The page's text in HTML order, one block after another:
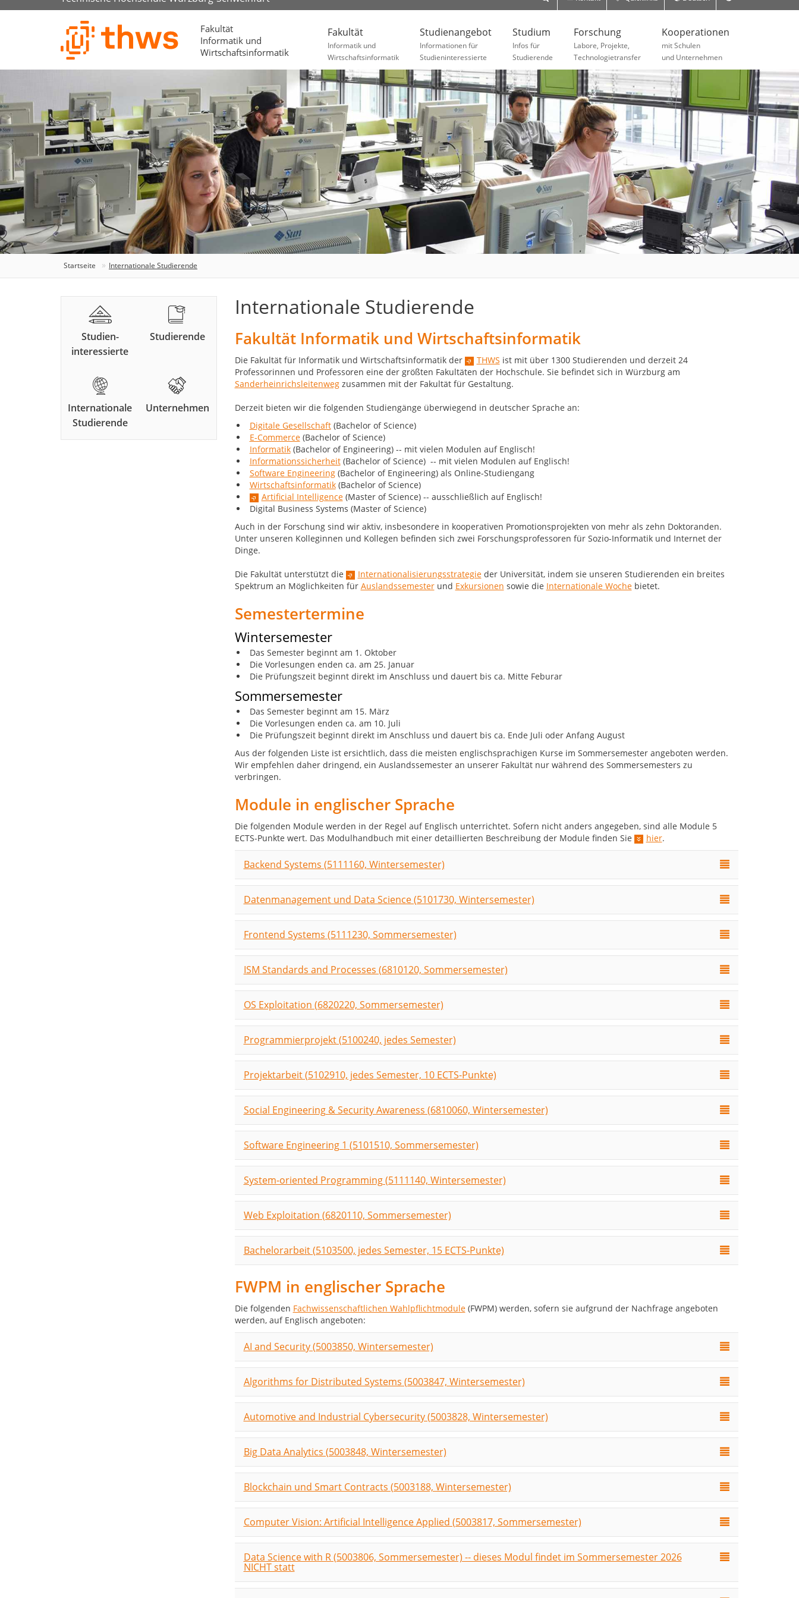
Fakultät
Informatik und
Wirtschaftsinformatik
Fakultät
Informatik und
Wirtschaftsinformatik
Studienangebot
Informationen für
Studieninteressierte
Studium
Infos für
Studierende
Forschung
Labore, Projekte,
Technologietransfer
Kooperationen
mit Schulen
und Unternehmen
Startseite Internationale Studierende
Internationale Studierende
Fakultät Informatik und Wirtschaftsinformatik
Die Fakultät für Informatik und Wirtschaftsinformatik der THWS ist mit über 1300 Studierenden und derzeit 24
Professorinnen und Professoren eine der größten Fakultäten der Hochschule. Sie befindet sich in Würzburg am
Sanderheinrichsleitenwegzusammen mit der Fakultät für Gestaltung.
Derzeit bieten wir die folgenden Studiengänge überwiegend in deutscher Sprache an:
Digitale Gesellschaft(Bachelor of Science)
E-Commerce(Bachelor of Science)
Informatik(Bachelor of Engineering) -- mit vielen Modulen auf Englisch!
Informationssicherheit(Bachelor of Science) -- mit vielen Modulen auf Englisch!
Software Engineering(Bachelor of Engineering) als Online-Studiengang
Wirtschaftsinformatik(Bachelor of Science)
Artificial Intelligence(Master of Science) -- ausschließlich auf Englisch!
Digital Business Systems (Master of Science)
Auch in der Forschung sind wir aktiv, insbesondere in kooperativen Promotionsprojekten von mehr als zehn Doktoranden.
Unter unseren Kolleginnen und Kollegen befinden sich zwei Forschungsprofessoren für Sozio-Informatik und Internet der
Dinge.
Die Fakultät unterstützt die Internationalisierungsstrategieder Universität, indem sie unseren Studierenden ein breites
Spektrum an Möglichkeiten für Auslandssemesterund Exkursionen sowie die Internationale Wochebietet.
Semestertermine
Wintersemester
Das Semester beginnt am 1. Oktober
Die Vorlesungen enden ca. am 25. Januar
Die Prüfungszeit beginnt direkt im Anschluss und dauert bis ca. Mitte Feburar
Sommersemester
Das Semester beginnt am 15. März
Die Vorlesungen enden ca. am 10. Juli
Die Prüfungszeit beginnt direkt im Anschluss und dauert bis ca. Ende Juli oder Anfang August
Aus der folgenden Liste ist ersichtlich, dass die meisten englischsprachigen Kurse im Sommersemester angeboten werden.
Wir empfehlen daher dringend, ein Auslandssemester an unserer Fakultät nur während des Sommersemesters zu
verbringen.
Module in englischer Sprache
Die folgenden Module werden in der Regel auf Englisch unterrichtet. Sofern nicht anders angegeben, sind alle Module 5
ECTS-Punkte wert. Das Modulhandbuch mit einer detaillierten Beschreibung der Module finden Sie
hier.
Backend Systems (5111160, Wintersemester)
Datenmanagement und Data Science (5101730, Wintersemester)
Frontend Systems (5111230, Sommersemester)
ISM Standards and Processes (6810120, Sommersemester)
OS Exploitation (6820220, Sommersemester)
Programmierprojekt (5100240, jedes Semester)
Projektarbeit (5102910, jedes Semester, 10 ECTS-Punkte)
Social Engineering & Security Awareness (6810060, Wintersemester)
Software Engineering 1 (5101510, Sommersemester)
System-oriented Programming (5111140, Wintersemester)
Web Exploitation (6820110, Sommersemester)
Bachelorarbeit (5103500, jedes Semester, 15 ECTS-Punkte)
FWPM in englischer Sprache
Die folgenden Fachwissenschaftlichen Wahlpflichtmodule(FWPM) werden, sofern sie aufgrund der Nachfrage angeboten
werden, auf Englisch angeboten:
AI and Security (5003850, Wintersemester)
Algorithms for Distributed Systems (5003847, Wintersemester)
Automotive and Industrial Cybersecurity (5003828, Wintersemester)
Big Data Analytics (5003848, Wintersemester)
Blockchain und Smart Contracts (5003188, Wintersemester)
Computer Vision: Artificial Intelligence Applied (5003817, Sommersemester)
Data Science with R (5003806, Sommersemester) -- dieses Modul findet im Sommersemester 2026
NICHT statt
Studien-
interessierte
Studierende
Internationale
Studierende
Unternehmen